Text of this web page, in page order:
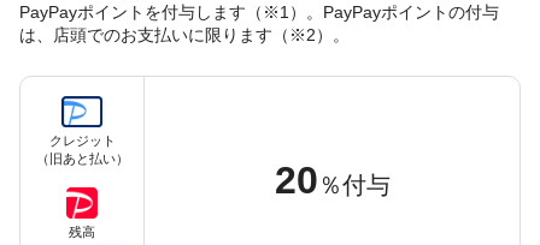
PayPayポイントを付与します（※1）。PayPayポイントの付与
は、店頭でのお支払いに限ります（※2）。
クレジット
（旧あと払い）
残高
20 ％付与